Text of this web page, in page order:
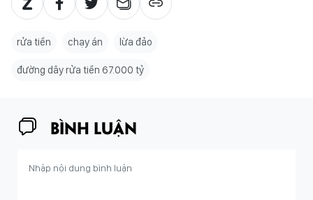
rửa tiền chạy án lừa đảo
đường dây rửa tiền 67.000 tỷ
BÌNH LUẬN